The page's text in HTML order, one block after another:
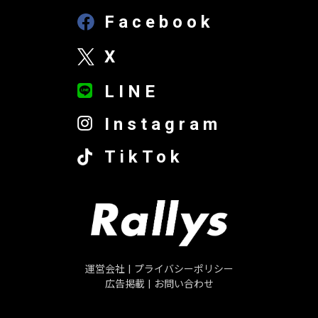
Facebook
X
LINE
Instagram
TikTok
運営会社
プライバシーポリシー
広告掲載
お問い合わせ